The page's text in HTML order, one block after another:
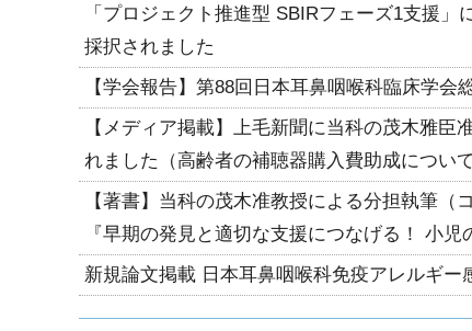
「プロジェクト推進型 SBIRフェーズ1支援」
採択されました
【学会報告】第88回日本耳鼻咽喉科臨床学会
【メディア掲載】上毛新聞に当科の茂木雅臣
れました（高齢者の補聴器購入費助成について
【著書】当科の茂木准教授による分担執筆（
『早期の発見と適切な支援につなげる！ 小
新規論文掲載 日本耳鼻咽喉科免疫アレルギー